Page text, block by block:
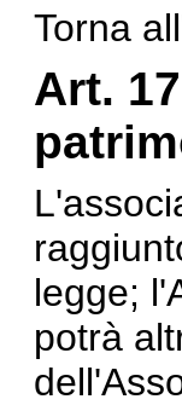
Torna
Art.
legge;
potrà